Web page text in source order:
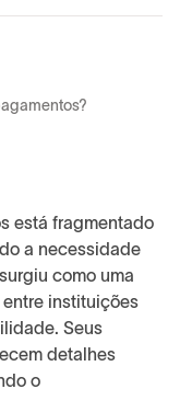
está fragmentado
a necessidade
como uma
instituições
Seus
detalhes
o